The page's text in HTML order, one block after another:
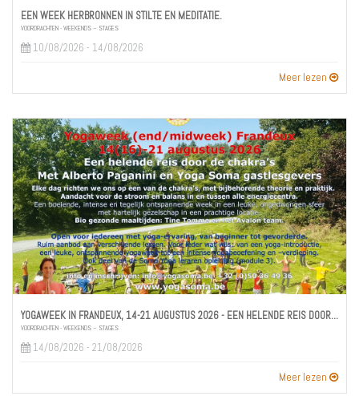
EEN WEEK HERBRONNEN IN STILTE EN MEDITATIE.
VOORDRACHTEN - WEEKENDS – STAGES
10/08/2026 - 14/08/2026
Meer lezen
YOGAWEEK IN FRANDEUX, 14-21 AUGUSTUS 2026 - EEN HELENDE REIS DOOR DE CHAKRA’S
VOORDRACHTEN - WEEKENDS – STAGES
14/08/2026 - 21/08/2026
Meer lezen